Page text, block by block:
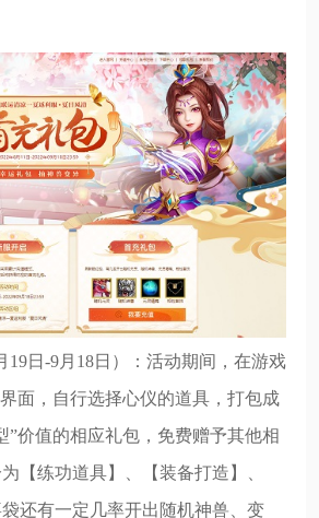
19日-9月18日）：活动期间，在游戏
面，自行选择心仪的道具，打包成
”价值的相应礼包，免费赠予其他相
【练功道具】、【装备打造】、
袋还有一定几率开出随机神兽、变